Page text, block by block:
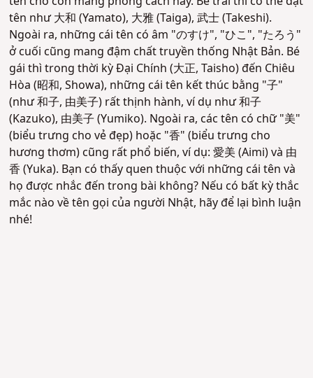
tên như 大和 (Yamato), 大雅 (Taiga), 武士 (Takeshi).
Ngoài ra, những cái tên có âm "のすけ", "ひこ", "たろう"
ở cuối cũng mang đậm chất truyền thống Nhật Bản. Bé
gái thì trong thời kỳ Đại Chính (大正, Taisho) đến Chiêu
Hòa (昭和, Showa), những cái tên kết thúc bằng "子"
(như 和子, 由美子) rất thịnh hành, ví dụ như 和子
(Kazuko), 由美子 (Yumiko). Ngoài ra, các tên có chữ "美"
(biểu trưng cho vẻ đẹp) hoặc "香" (biểu trưng cho
hương thơm) cũng rất phổ biến, ví dụ: 愛美 (Aimi) và 由
香 (Yuka). Bạn có thấy quen thuộc với những cái tên và
họ được nhắc đến trong bài không? Nếu có bất kỳ thắc
mắc nào về tên gọi của người Nhật, hãy để lại bình luận
nhé!